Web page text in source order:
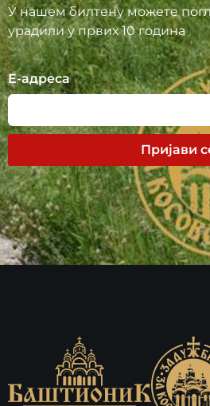
У нашем билтену можете
урадили у првих 10 година
Е-адреса
Пријави